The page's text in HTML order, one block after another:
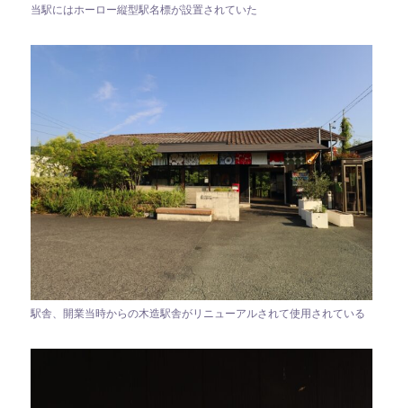
当駅にはホーロー縦型駅名標が設置されていた
駅舎、開業当時からの木造駅舎がリニューアルされて使用されている